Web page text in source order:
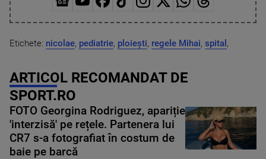
Etichete: nicolae, pediatrie, ploiești, regele Mihai, spital ,
ARTICOL RECOMANDAT DE
SPORT.RO
FOTO Georgina Rodriguez, apariție
'interzisă' pe rețele. Partenera lui
CR7 s-a fotografiat în costum de
baie pe barcă